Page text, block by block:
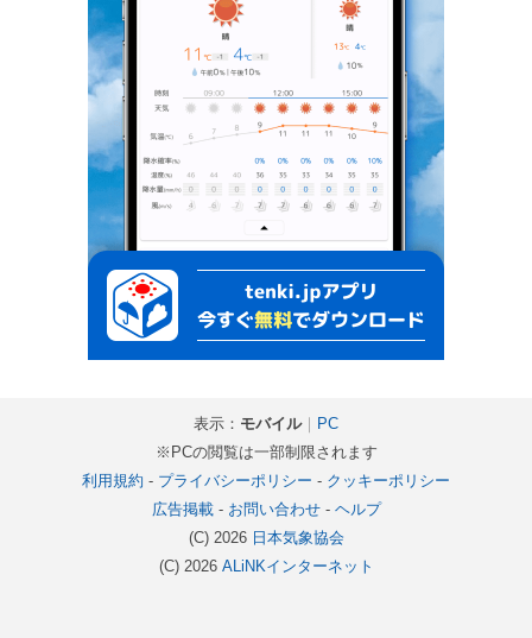
表示： モバイル｜
PC
※PCの閲覧は一部制限されます
利用規約 - プライバシーポリシー - クッキーポリシー
広告掲載- お問い合わせ- ヘルプ
(C) 2026 日本気象協会
(C) 2026 ALiNKインターネット